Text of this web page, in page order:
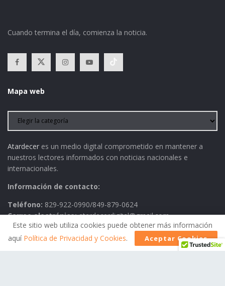
Cuando termina el día, comienza la noticia.
Mapa web
Atardecer es un medio digital comprometido en mantener a
nuestros lectores informados con noticias nacionales e
internacionales.
Información de contacto:
Teléfono: 829-922-0990/849-879-0624
Correo electrónico:atardecerdigital@gmail.com
Este sitio web utiliza cookies puede obtener más información
aquí Política de Privacidad y Cookies. Aceptar Cookies